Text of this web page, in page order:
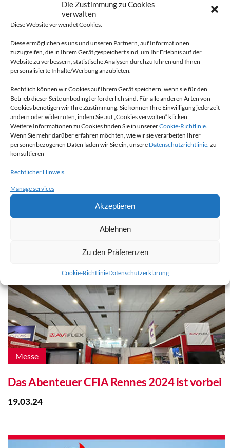
Die Zustimmung zu Cookies
verwalten
Diese Website verwendet Cookies.
Diese ermöglichen es uns und unseren Partnern, auf Informationen
zuzugreifen, die in Ihrem Gerät gespeichert sind, um Ihr Erlebnis auf der
Website zu verbessern, statistische Analysen durchzuführen und Ihnen
personalisierte Inhalte/Werbung anzubieten.
Rechtlich können wir Cookies auf Ihrem Gerät speichern, wenn sie für den
Betrieb dieser Seite unbedingt erforderlich sind. Für alle anderen Arten von
Cookies benötigen wir Ihre Zustimmung. Sie können Ihre Einwilligung jederzeit
ändern oder widerrufen, indem Sie auf „Cookies verwalten“ klicken.
Weitere Informationen zu Cookies finden Sie in unsererCookie-Richtlinie.
Wenn Sie mehr darüber erfahren möchten, wie wir sie verarbeiten Ihrer
personenbezogenen Daten laden wir Sie ein, unsere Datenschutzrichtlinie. zu
konsultieren
Rechtlicher Hinweis.
Manage services
Akzeptieren
Ablehnen
Zu den Präferenzen
Cookie-RichtlinieDatenschutzerklärung
Der Maviclean auf der ContaminExpo Paris
2025
17.01.25
Messe
Maviflex auf der Messe CFIA Rennes 2025
Messe
Das Abenteuer CFIA Rennes 2024 ist vorbei
19.03.24